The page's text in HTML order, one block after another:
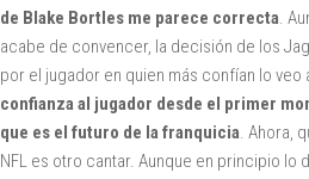
de Blake Bortles me parece correcta.
acabe de convencer, la decisión de los
por el jugador en quien más confían lo veo
confianza al jugador desde el primer
que es el futuro de la franquicia. Ahora,
NFL es otro cantar. Aunque en principio